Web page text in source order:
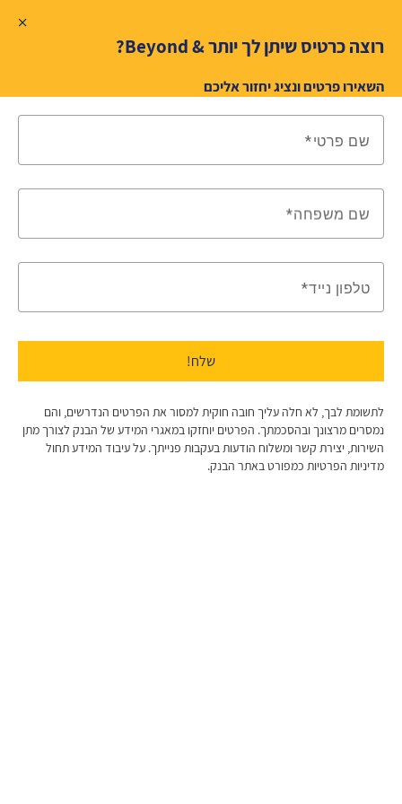
רוצה כרטיס שיתן לך יותר & Beyond?
השאירו פרטים ונציג יחזור אליכם
שם פרטי
שם משפחה
טלפון נייד
שלח!
לתשומת לבך, לא חלה עליך חובה חוקית למסור את הפרטים הנדרשים, והם
נמסרים מרצונך ובהסכמתך. הפרטים יוחזקו במאגרי המידע של הבנק לצורך מתן
השירות, יצירת קשר ומשלוח הודעות בעקבות פנייתך. על עיבוד המידע תחול
מדיניות הפרטיות כמפורט באתר הבנק.